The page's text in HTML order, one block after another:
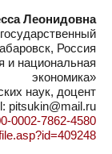
Леонидовна
Россия
и национальная
экономика»
наук, доцент
pitsukin@mail.ru
0002-7862-4580